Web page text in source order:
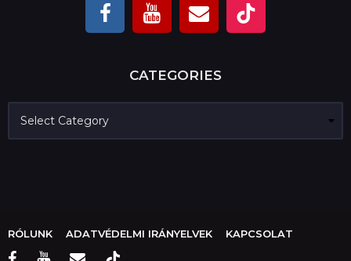
CATEGORIES
t
e
RÓLUNK ADATVÉDELMI IRÁNYELVEK KAPCSOLAT